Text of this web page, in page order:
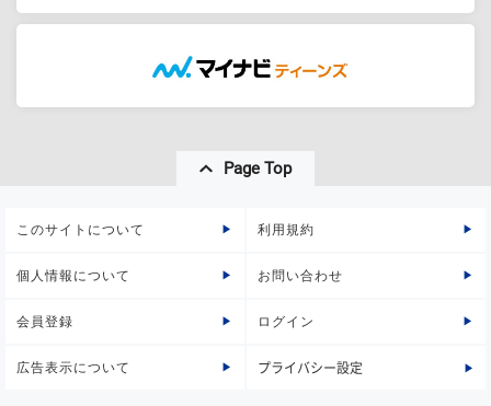
Page Top
このサイトについて 利用規約
個人情報について お問い合わせ
会員登録 ログイン
広告表示について プライバシー設定